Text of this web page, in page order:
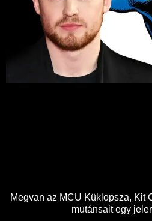
Megvan az MCU Küklopsza, Kit
mutánsait egy